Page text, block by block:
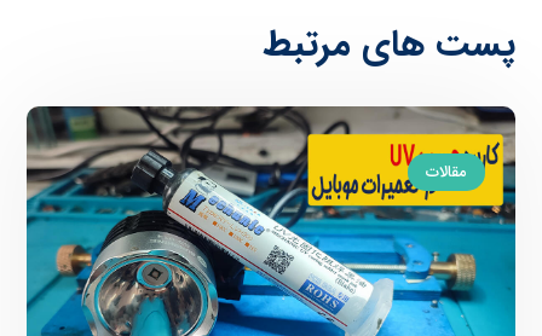
پست های مرتبط
مقالات